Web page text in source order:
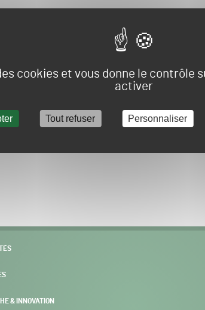
cookies et vous donne le contrôle
activer
Tout refuser Personnaliser
Redirection vers e-
POURSUIVRE VERS E-SPACEVERT BY
& INNOVATION